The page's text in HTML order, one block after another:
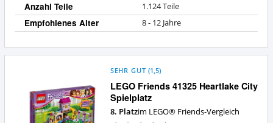
Anzahl Teile 1.124 Teile
Empfohlenes Alter 8 - 12 Jahre
LEGO Friends 41325 Heartlake City
Spielplatz
SEHR GUT (1,5)
8. Platzim LEGO® Friends-Vergleich